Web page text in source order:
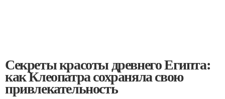
Секреты красоты древнего Египта:
как Клеопатра сохраняла свою
привлекательность